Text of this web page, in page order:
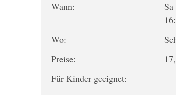
Wann:
Wo:
Preise:
Für Kinder geeignet: